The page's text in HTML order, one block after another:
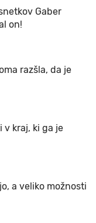
Gaber
on!
razšla, da je
v kraj, ki ga je
a veliko možnosti